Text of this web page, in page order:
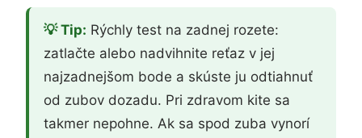
💡 Tip: Rýchly test na zadnej rozete:
zatlačte alebo nadvihnite reťaz v jej
najzadnejšom bode a skúste ju odtiahnuť
od zubov dozadu. Pri zdravom kite sa
takmer nepohne. Ak sa spod zuba vynorí